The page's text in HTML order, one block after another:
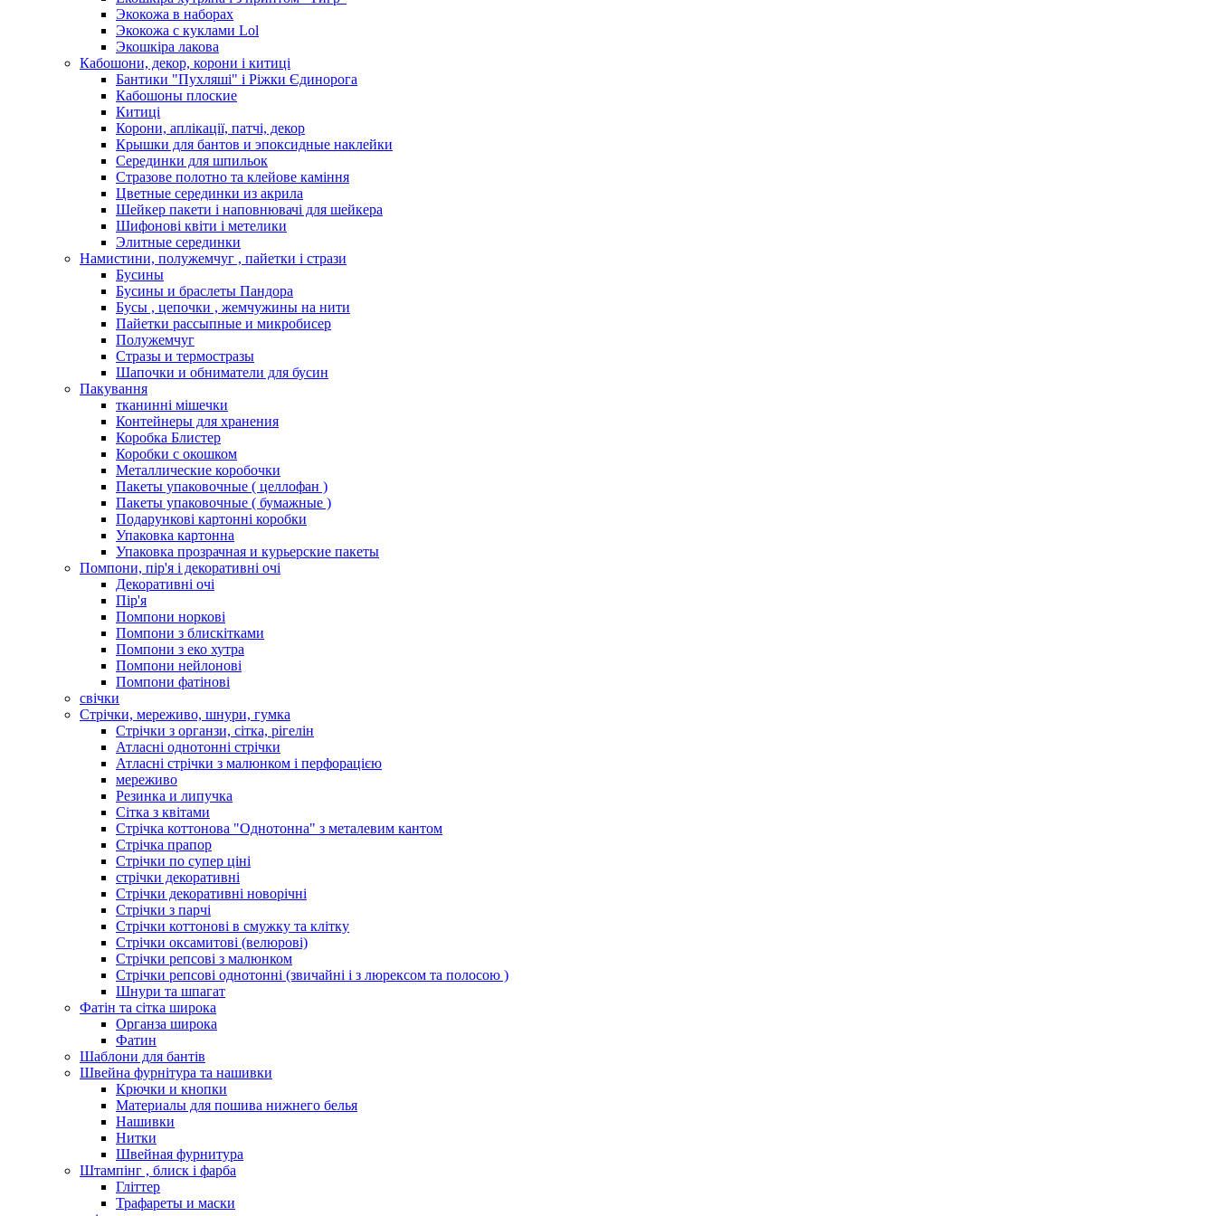
Экокожа в наборах
Экокожа с куклами Lol
Экошкiра лакова
Кабошони, декор, корони і китиці
Бантики "Пухляші" і Ріжки Єдинорога
Кабошоны плоские
Китиці
Корони, аплікації, патчі, декор
Крышки для бантов и эпоксидные наклейки
Серединки для шпильок
Стразове полотно та клейове каміння
Цветные серединки из акрила
Шейкер пакети і наповнювачі для шейкера
Шифонові квіти і метелики
Элитные серединки
Намистини, полужемчуг , пайетки і стрази
Бусины
Бусины и браслеты Пандора
Бусы , цепочки , жемчужины на нити
Пайетки рассыпные и микробисер
Полужемчуг
Стразы и термостразы
Шапочки и обниматели для бусин
Пакування
тканинні мішечки
Контейнеры для хранения
Коробка Блистер
Коробки с окошком
Металлические коробочки
Пакеты упаковочные ( целлофан )
Пакеты упаковочные ( бумажные )
Подарункові картонні коробки
Упаковка картонна
Упаковка прозрачная и курьерские пакеты
Помпони, пір'я і декоративні очі
Декоративні очі
Пір'я
Помпони норкові
Помпони з блискітками
Помпони з еко хутра
Помпони нейлонові
Помпони фатінові
свічки
Стрічки, мереживо, шнури, гумка
Стрічки з органзи, сітка, рігелін
Атласні однотонні стрічки
Атласні стрічки з малюнком і перфорацією
мереживо
Резинка и липучка
Сітка з квітами
Стрічка коттонова "Однотонна" з металевим кантом
Стрічка прапор
Стрічки по супер ціні
стрічки декоративні
Стрічки декоративні новорічні
Стрічки з парчі
Стрічки коттонові в смужку та клітку
Стрічки оксамитові (велюрові)
Стрічки репсові з малюнком
Стрічки репсові однотонні (звичайні і з люрексом та полосою )
Шнури та шпагат
Фатін та сітка широка
Органза широка
Фатин
Шаблони для бантів
Швейна фурнітура та нашивки
Крючки и кнопки
Материалы для пошива нижнего белья
Нашивки
Нитки
Швейная фурнитура
Штампінг , блиск і фарба
Гліттер
Трафареты и маски